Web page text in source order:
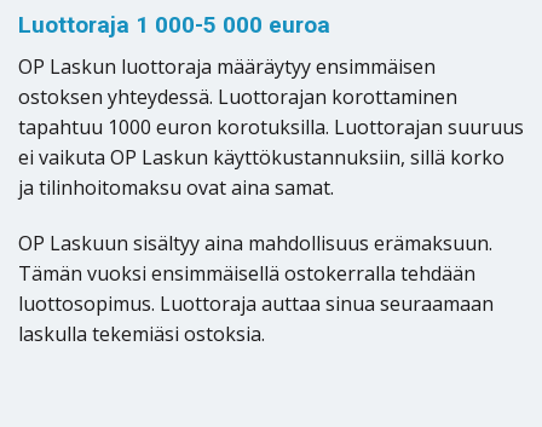
Luottoraja 1 000-5 000 euroa
OP Laskun luottoraja määräytyy ensimmäisen
ostoksen yhteydessä. Luottorajan korottaminen
tapahtuu 1000 euron korotuksilla. Luottorajan suuruus
ei vaikuta OP Laskun käyttökustannuksiin, sillä korko
ja tilinhoitomaksu ovat aina samat.
OP Laskuun sisältyy aina mahdollisuus erämaksuun.
Tämän vuoksi ensimmäisellä ostokerralla tehdään
luottosopimus. Luottoraja auttaa sinua seuraamaan
laskulla tekemiäsi ostoksia.